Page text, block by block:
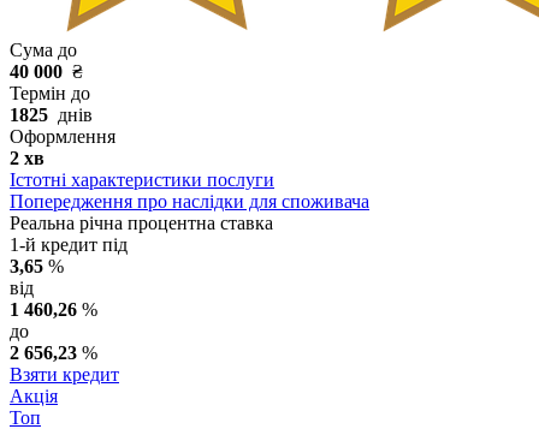
Сума до
40 000 ₴
Термін до
1825 днів
Оформлення
2 хв
Істотні характеристики послуги
Попередження про наслідки для споживача
Реальна річна процентна ставка
1-й кредит під
3,65 %
від
1 460,26 %
до
2 656,23 %
Взяти кредит
Акція
Топ